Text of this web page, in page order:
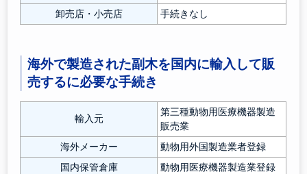
卸売店・小売店
手続きなし
海外で製造された副木を国内に輸入して販
売するに必要な手続き
輸入元
第三種動物用医療機器製造
販売業
海外メーカー
動物用外国製造業者登録
国内保管倉庫
動物用医療機器製造業登録